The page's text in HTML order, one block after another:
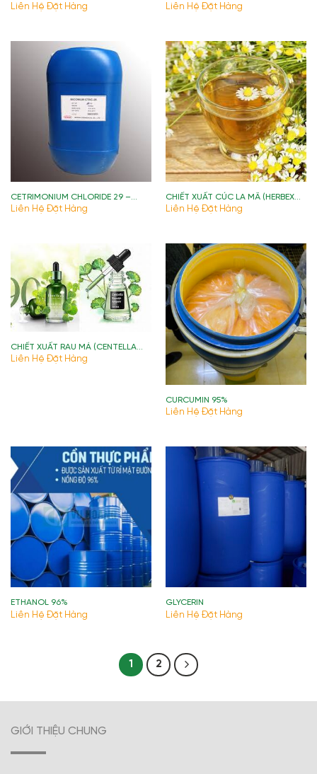
Liên Hệ Đặt Hàng Liên Hệ Đặt Hàng
CETRIMONIUM CHLORIDE 29 –
CTAC29
Liên Hệ Đặt Hàng
CHIẾT XUẤT CÚC LA MÃ (HERBEX
CHAMOMILE EXTRACT)
Liên Hệ Đặt Hàng
CHIẾT XUẤT RAU MÁ (CENTELLA
ASIATICA EXTRACT)
Liên Hệ Đặt Hàng
CURCUMIN 95%
Liên Hệ Đặt Hàng
ETHANOL 96%
Liên Hệ Đặt Hàng
GLYCERIN
Liên Hệ Đặt Hàng
1 2
GIỚI THIỆU CHUNG